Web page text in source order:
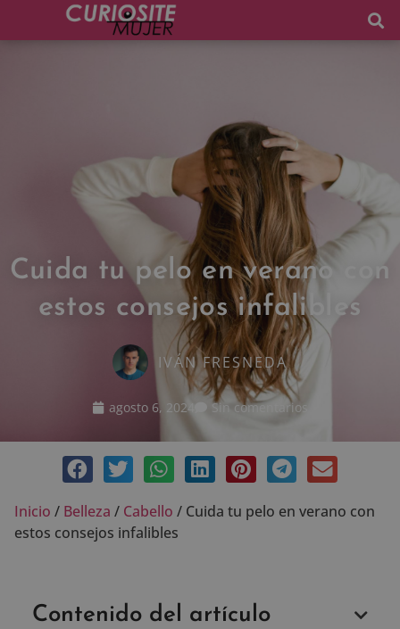
Cuida tu pelo en verano con
estos consejos infalibles
IVÁN FRESNEDA
agosto 6, 2024 Sin comentarios
Inicio / Belleza / Cabello / Cuida tu pelo en verano con
estos consejos infalibles
Contenido del artículo